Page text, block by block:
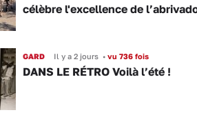
célèbre l'excellence de
GARD Il y a 2 jours •vu 736 fois
DANS LE RÉTRO Voilà l’été !